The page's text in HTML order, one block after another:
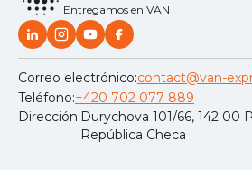
Entregamos en VAN
Correo electrónico:contact@van-
Teléfono:+420 702 077 889
Dirección: Durychova 101/66, 142 00
República Checa